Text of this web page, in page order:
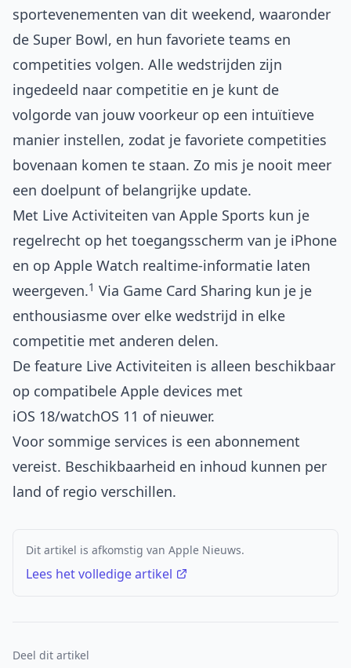
sportevenementen van dit weekend, waaronder
de Super Bowl, en hun favoriete teams en
competities volgen. Alle wedstrijden zijn
ingedeeld naar competitie en je kunt de
volgorde van jouw voorkeur op een intuïtieve
manier instellen, zodat je favoriete competities
bovenaan komen te staan. Zo mis je nooit meer
een doelpunt of belangrijke update.
Met Live Activiteiten van Apple Sports kun je
regelrecht op het toegangsscherm van je iPhone
en op Apple Watch realtime-informatie laten
weergeven.1 Via Game Card Sharing kun je je
enthousiasme over elke wedstrijd in elke
competitie met anderen delen.
De feature Live Activiteiten is alleen beschikbaar
op compatibele Apple devices met
iOS 18/watchOS 11 of nieuwer.
Voor sommige services is een abonnement
vereist. Beschikbaarheid en inhoud kunnen per
land of regio verschillen.
Dit artikel is afkomstig van Apple Nieuws.
Lees het volledige artikel
Deel dit artikel